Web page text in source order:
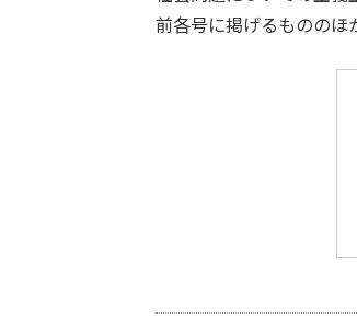
前各号に掲げるもののほ